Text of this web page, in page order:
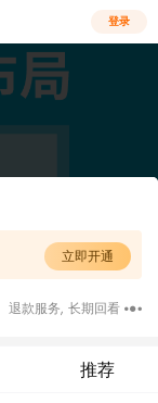
登录
立即开通
退款服务 长期回看
推荐